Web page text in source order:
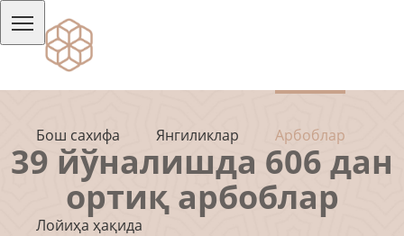
Бош сахифа Янгиликлар Арбоблар
Лойиҳа ҳақида
39 йўналишда 606 дан
ортиқ арбоблар